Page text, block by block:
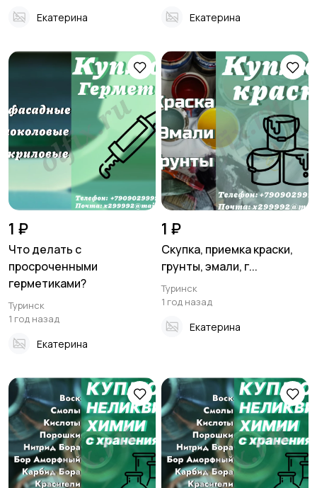
Хобби и развлечения Электроника
Для дома и дачи Услуги
Детские товары
Екатерина Екатерина
1 ₽
Что делать с
просроченными
герметиками?
Туринск
1 год назад
Екатерина
1 ₽
Скупка, приемка краски,
грунты, эмали, г...
Туринск
1 год назад
Екатерина